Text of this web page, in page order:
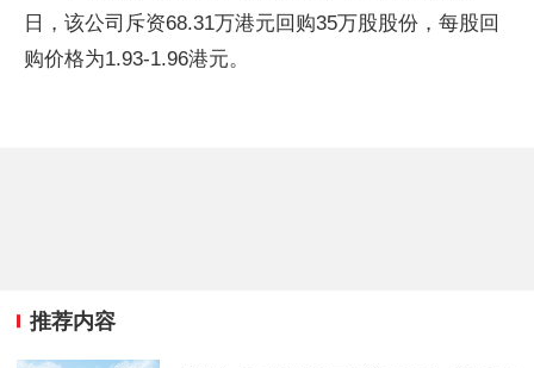
日，该公司斥资68.31万港元回购35万股股份，每股回
购价格为1.93-1.96港元。
推荐内容